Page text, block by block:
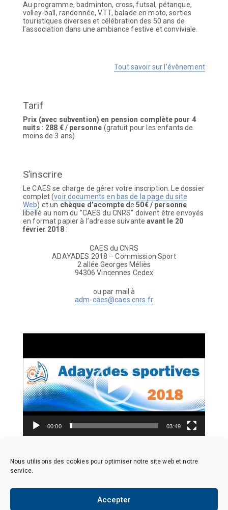
Nous utilisons des cookies pour optimiser notre site web et notre
service.
Accepter
Au programme, badminton, cross, futsal, pétanque,
volley-ball, randonnée, VTT, balade en moto, sorties
touristiques diverses et célébration des 50 ans de
l’association dans une ambiance festive et conviviale.
Tout savoir sur l’évènement
Tarif
Prix (avec subvention) en pension complète pour 4
nuits : 288 € / personne (gratuit pour les enfants de
moins de 3 ans)
S’inscrire
Le CAES se charge de gérer votre inscription. Le dossier
complet (voir documents en bas de la page du site
Web) et un chèque d’acompte de50€ / personne
libellé au nom du ”CAES du CNRS” doivent être envoyés
en format papier à l’adresse suivanteavant le 20
février 2018:
CAES du CNRS
ADAYADES 2018 – Commission Sport
2 allée Georges Méliès
94306 Vincennes Cedex
ou par mail à
adm-caes@caes.cnrs.fr
00:00 03:49
Copyright © 2026 CAES du CNRS. Tous droits réservés.